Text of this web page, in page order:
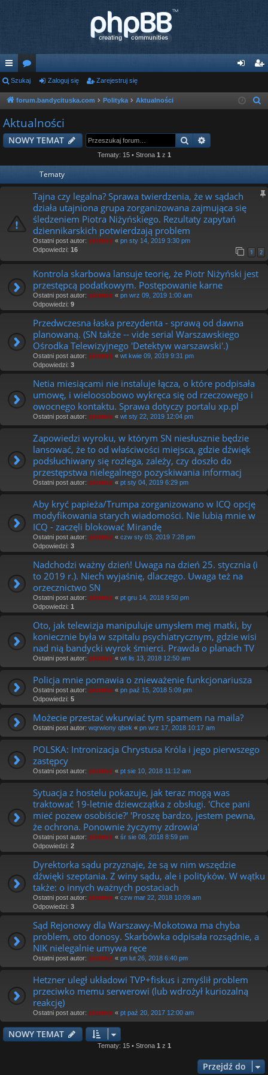
ię
ce
j
…
or
a og ej
ę
Szukaj Zaloguj się Zarejestruj się
forum.bandycituska.com Polityka Aktualności
j
Aktualności
NOWY TEMAT Szukaj
Tematy: 15 • Strona 1 z 1
Tematy
Tajna czy legalna? Sprawa twierdzenia, że w sądach
działa utajniona grupa zorganizowana zajmująca się
śledzeniem Piotra Niżyńskiego. Rezultaty zapytań
dziennikarskich potwierdzają problem
Ostatni post autor: piotrniz « pn sty 14, 2019 3:30 pm
Odpowiedzi: 16 1 2
Kontrola skarbowa lansuje teorię, że Piotr Niżyński jest
przestępcą podatkowym. Postępowanie karne
Ostatni post autor: piotrniz « pn wrz 09, 2019 1:00 am
Odpowiedzi: 9
Przedwczesna łaska prezydenta - sprawą od dawna
planowaną. (SN także -- vide serial Warszawskiego
Ośrodka Telewizyjnego 'Detektyw warszawski'.)
Ostatni post autor: piotrniz « wt kwie 09, 2019 9:31 pm
Odpowiedzi: 3
Netia miesiącami nie instaluje łącza, o które podpisała
umowę, i wieloosobowo wykręca się od rzeczowego i
owocnego kontaktu. Sprawa dotyczy portalu xp.pl
Ostatni post autor: piotrniz « wt sty 22, 2019 12:04 pm
Zapowiedzi wyroku, w którym SN niesłusznie będzie
lansować, że to od właściwości miejsca, gdzie dźwięk
podsłuchiwany się rozlega, zależy, czy doszło do
przestępstwa nielegalnego pozyskiwania informacj
Ostatni post autor: piotrniz « pt sty 04, 2019 6:29 pm
Aby kryć papieża/Trumpa zorganizowano w ICQ opcję
modyfikowania starych wiadomości. Nie lubią mnie w
ICQ - zaczęli blokować Mirandę
Ostatni post autor: piotrniz « czw sty 03, 2019 7:28 pm
Odpowiedzi: 3
Nadchodzi ważny dzień! Uwaga na dzień 25. stycznia (i
to 2019 r.). Niech wyjaśnię, dlaczego. Uwaga też na
orzecznictwo SN
Ostatni post autor: piotrniz « pt gru 14, 2018 9:50 pm
Odpowiedzi: 1
Oto, jak telewizja manipuluje umysłem mej matki, by
koniecznie była w szpitalu psychiatrycznym, gdzie wisi
nad nią bandycki wyrok śmierci. Prawda o planach TV
Ostatni post autor: piotrniz « wt lis 13, 2018 12:50 am
Policja mnie pomawia o znieważenie funkcjonariusza
Ostatni post autor: piotrniz « pn paź 15, 2018 5:09 pm
Odpowiedzi: 5
Możecie przestać wkurwiać tym spamem na maila?
Ostatni post autor: wqrwiony qbek « pn wrz 17, 2018 10:17 am
POLSKA: Intronizacja Chrystusa Króla i jego pierwszego
zastępcy
Ostatni post autor: piotrniz « pt sie 10, 2018 11:12 am
Sytuacja z hostelu pokazuje, jak teraz mogą was
traktować 19-letnie dziewczątka z obsługi. 'Chce pani
mieć pozew osobiście?' 'Proszę bardzo, jestem pewna,
że ochrona. Ponownie życzymy zdrowia'
Ostatni post autor: piotrniz « śr sie 08, 2018 8:59 pm
Odpowiedzi: 2
Dyrektorka sądu przyznaje, że są w nim wszędzie
dźwięki szeptania. Z winy sądu, ale i polityków. W wątku
także: o innych ważnych postaciach
Ostatni post autor: piotrniz « czw mar 22, 2018 10:09 am
Odpowiedzi: 3
Sąd Rejonowy dla Warszawy-Mokotowa ma chyba
problem, oto donosy. Skarbówka odpisała rozsądnie, a
NIK nielegalnie umywa ręce
Ostatni post autor: piotrniz « pn lut 26, 2018 6:40 pm
Hetzner uległ układowi TVP+fiskus i zmyślił problem
przeciwko memu serwerowi (lub wdrożył kuriozalną
reakcję)
Ostatni post autor: piotrniz « pt paź 20, 2017 12:00 am
NOWY TEMAT
Tematy: 15 • Strona 1 z 1
Przejdź do